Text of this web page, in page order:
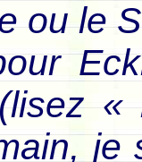
ou le
«
je